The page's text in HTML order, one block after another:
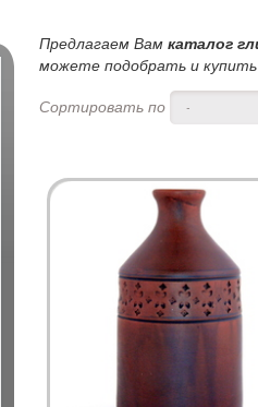
Предлагаем Вам каталог
можете подобрать и купить
Сортировать по
-